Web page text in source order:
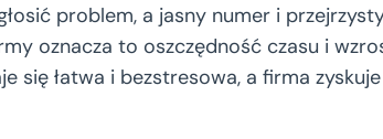
problem, a jasny numer i
oznacza to oszczędność czasu i
się łatwa i bezstresowa, a firma